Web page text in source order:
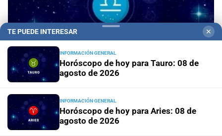
2026
TE PUEDE INTERESAR ✕
INFORMACIÓN GENERAL
Horóscopo de hoy para Tauro: 08 de
agosto de 2026
INFORMACIÓN GENERAL
Horóscopo de hoy para Aries: 08 de
agosto de 2026